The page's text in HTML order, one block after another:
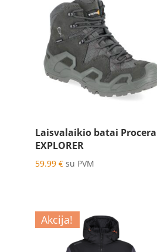
Laisvalaikio batai Procera
EXPLORER
59.99 € su PVM
Akcija!